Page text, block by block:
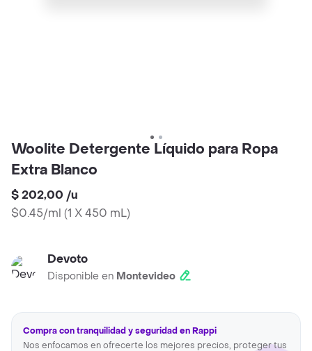
Woolite Detergente Líquido para Ropa
Extra Blanco
$ 202,00 /u
$0.45/ml (1 X 450 mL)
Devoto
Disponible en Montevideo
Compra con tranquilidad y seguridad en Rappi
Nos enfocamos en ofrecerte los mejores precios, proteger tus